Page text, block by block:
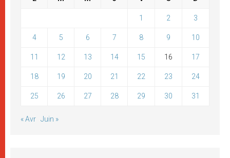
1 2 3
4 5 6 7 8 9 10
11 12 13 14 15 16 17
18 19 20 21 22 23 24
25 26 27 28 29 30 31
« Avr Juin »